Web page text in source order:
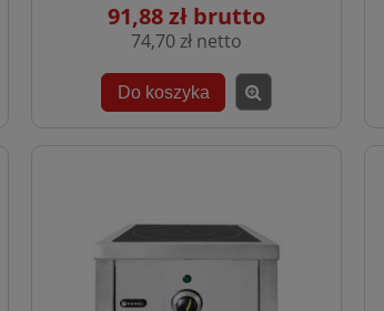
91,88 zł
74,70 zł
Do koszyka